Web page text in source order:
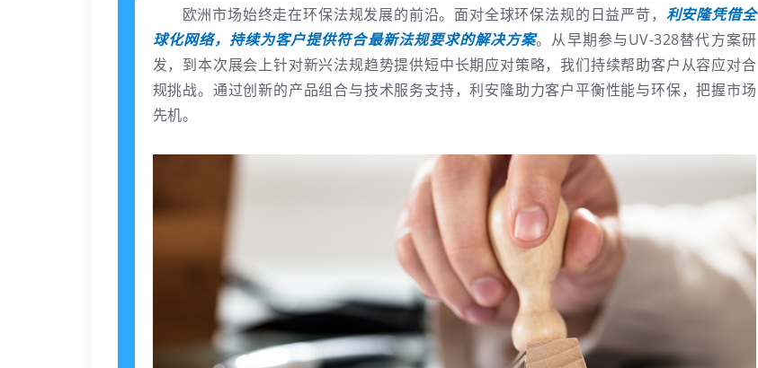
欧洲市场始终走在环保法规发展的前沿。面对全球环保法规的日益严苛， 利安隆凭借全
球化网络，持续为客户提供符合最新法规要求的解决方案。从早期参与UV-328替代方案研
发，到本次展会上针对新兴法规趋势提供短中长期应对策略，我们持续帮助客户从容应对合
规挑战。通过创新的产品组合与技术服务支持，利安隆助力客户平衡性能与环保，把握市场
先机。